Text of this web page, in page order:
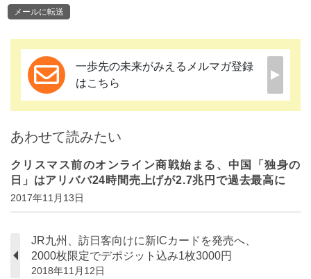
メールに転送
一歩先の未来がみえるメルマガ登録
はこちら
あわせて読みたい
クリスマス前のオンライン商戦始まる、中国「独身の
日」はアリババ24時間売上げが2.7兆円で過去最高に
2017年11月13日
JR九州、訪日客向けに新ICカードを発売へ、
2000枚限定でデポジット込み1枚3000円
2018年11月12日